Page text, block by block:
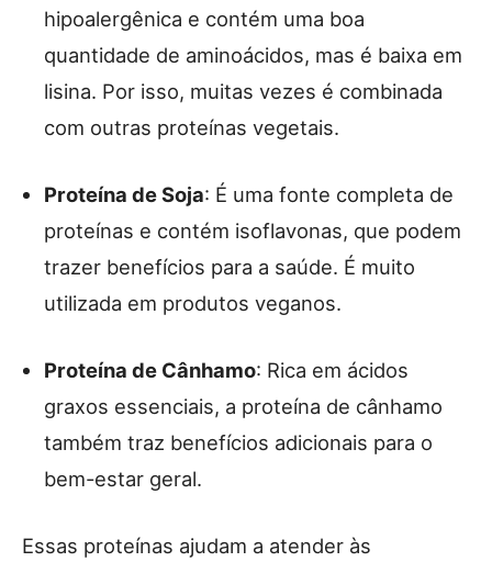
hipoalergênica e contém uma boa
quantidade de aminoácidos, mas é baixa em
lisina. Por isso, muitas vezes é combinada
com outras proteínas vegetais.
Proteína de Soja: É uma fonte completa de
proteínas e contém isoflavonas, que podem
trazer benefícios para a saúde. É muito
utilizada em produtos veganos.
Proteína de Cânhamo: Rica em ácidos
graxos essenciais, a proteína de cânhamo
também traz benefícios adicionais para o
bem-estar geral.
Essas proteínas ajudam a atender às